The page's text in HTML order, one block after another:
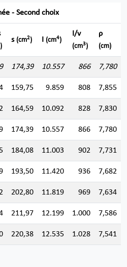
- Second choix
s (cm2) I (cm4)
I/v
(cm3)
ρ
(cm)
174,39 10.557 866 7,780
159,75 9.859 808 7,855
164,59 10.092 828 7,830
174,39 10.557 866 7,780
184,08 11.003 902 7,731
193,50 11.420 936 7,682
202,80 11.819 969 7,634
211,97 12.199 1.000 7,586
220,38 12.535 1.028 7,541